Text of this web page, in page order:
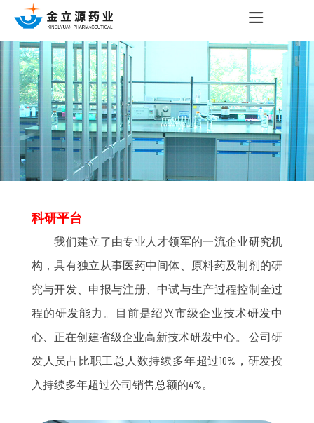
科研平台
我们建立了由专业人才领军的一流企业研究机
构，具有独立从事医药中间体、原料药及制剂的研
究与开发、申报与注册、中试与生产过程控制全过
程的研发能力。目前是绍兴市级企业技术研发中
心、正在创建省级企业高新技术研发中心。 公司研
发人员占比职工总人数持续多年超过10%，研发投
入持续多年超过公司销售总额的4%。